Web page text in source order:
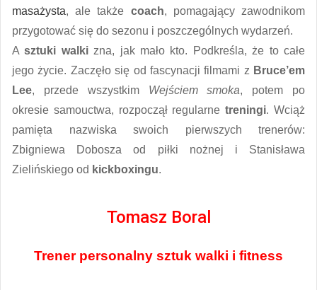
masażysta, ale także coach, pomagający zawodnikom
przygotować się do sezonu i poszczególnych wydarzeń.
Asztuki walkizna, jak mało kto. Podkreśla, że to całe
jego życie. Zaczęło się od fascynacji filmami z Bruce’em
Lee, przede wszystkim Wejściem smoka, potem po
okresie samouctwa, rozpoczął regularnetreningi. Wciąż
pamięta nazwiska swoich pierwszych trenerów:
Zbigniewa Dobosza od piłki nożnej i Stanisława
Zielińskiego od kickboxingu.
Tomasz Boral
Trener personalny sztuk walki i fitness